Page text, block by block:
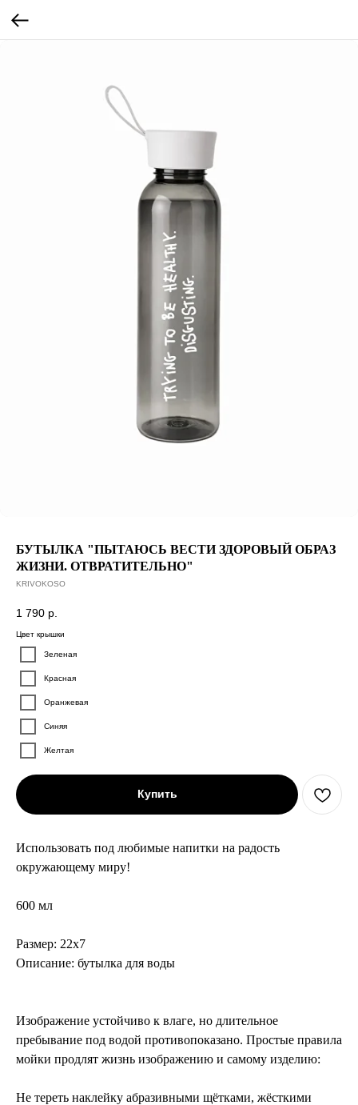
БУТЫЛКА "ПЫТАЮСЬ ВЕСТИ ЗДОРОВЫЙ ОБРАЗ
ЖИЗНИ. ОТВРАТИТЕЛЬНО"
KRIVOKOSO
1 790 р.
Цвет крышки
Зеленая
Красная
Оранжевая
Синяя
Желтая
Купить
Использовать под любимые напитки на радость
окружающему миру!
600 мл
Размер: 22x7
Описание: бутылка для воды
Изображение устойчиво к влаге, но длительное
пребывание под водой противопоказано. Простые правила
мойки продлят жизнь изображению и самому изделию:
Не тереть наклейку абразивными щётками, жёсткими